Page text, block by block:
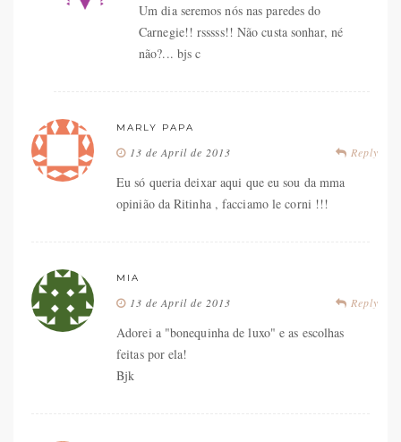
Um dia seremos nós nas paredes do
Carnegie!! rsssss!! Não custa sonhar, né
não?... bjs c
MARLY PAPA
Reply
13 de April de 2013
Eu só queria deixar aqui que eu sou da mma
opinião da Ritinha , facciamo le corni !!!
MIA
Reply
13 de April de 2013
Adorei a "bonequinha de luxo" e as escolhas
feitas por ela!
Bjk